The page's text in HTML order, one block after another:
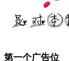
第一个广告位